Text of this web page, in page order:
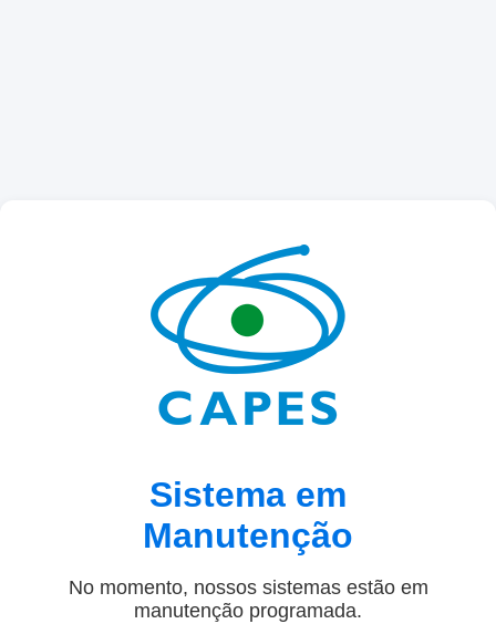
Sistema em
Manutenção
No momento, nossos sistemas estão em
manutenção programada.